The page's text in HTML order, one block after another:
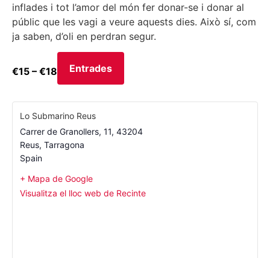
inflades i tot l’amor del món fer donar-se i donar al
públic que les vagi a veure aquests dies. Això sí, com
ja saben, d’oli en perdran segur.
€15 – €18 Entrades
Lo Submarino Reus
Carrer de Granollers, 11, 43204
Reus, Tarragona
Spain
+ Mapa de Google
Visualitza el lloc web de Recinte